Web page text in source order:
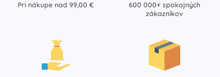
Pri nákupe nad 99,00 €
600 000+ spokojných
zákazníkov